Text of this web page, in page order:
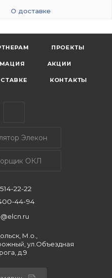
О доставке
ПРОЕКТЫ
АКЦИИ
КОНТАКТЫ
Элекон
ОКЛ
22-22
44-94
М.о.,
ул.Объездная
д.9